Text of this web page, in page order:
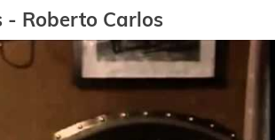
- Roberto Carlos